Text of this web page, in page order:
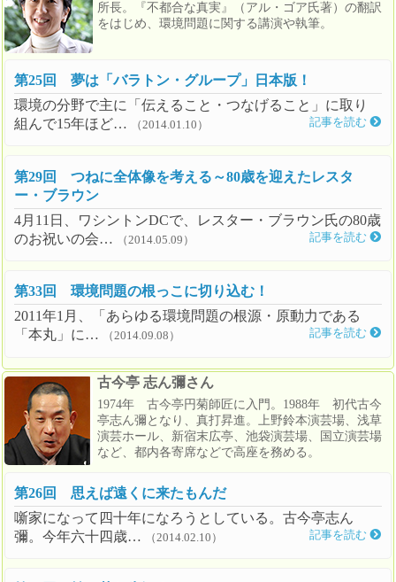
所長。『不都合な真実』（アル・ゴア氏著）の翻訳
をはじめ、環境問題に関する講演や執筆。
第25回 夢は「バラトン・グループ」日本版！
環境の分野で主に「伝えること・つなげること」に取り
組んで15年ほど…
（2014.01.10） 記事を読む
第29回 つねに全体像を考える～80歳を迎えたレスタ
ー・ブラウン
4月11日、ワシントンDCで、レスター・ブラウン氏の80歳
のお祝いの会…
（2014.05.09） 記事を読む
第33回 環境問題の根っこに切り込む！
2011年1月、「あらゆる環境問題の根源・原動力である
「本丸」に…
（2014.09.08） 記事を読む
古今亭 志ん彌さん
1974年 古今亭円菊師匠に入門。1988年 初代古今
亭志ん彌となり、真打昇進。上野鈴本演芸場、浅草
演芸ホール、新宿末広亭、池袋演芸場、国立演芸場
など、都内各寄席などで高座を務める。
第26回 思えば遠くに来たもんだ
噺家になって四十年になろうとしている。古今亭志ん
彌。今年六十四歳…
（2014.02.10） 記事を読む